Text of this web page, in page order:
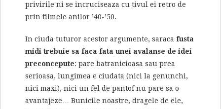
privirile ni se incruciseaza cu tivul ei retro de
prin filmele anilor ’40-’50.
In ciuda tuturor acestor argumente, saraca fusta
midi trebuie sa faca fata unei avalanse de idei
preconcepute: pare batranicioasa sau prea
serioasa, lungimea e ciudata (nici la genunchi,
nici maxi), nici un fel de pantof nu pare sa o
avantajeze… Bunicile noastre, dragele de ele,